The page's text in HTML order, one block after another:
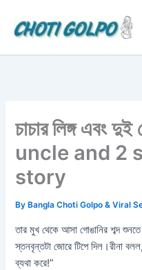
content
চাচার লিঙ্গ এবং
uncle and 2
story
By Bangla Choti Golpo & Viral
তার মুখ থেকে আসা গোঙানির শব্দ
স্তনবৃন্তটা জোরে টিপে দিল।রীনা
ব্যথা করে!”